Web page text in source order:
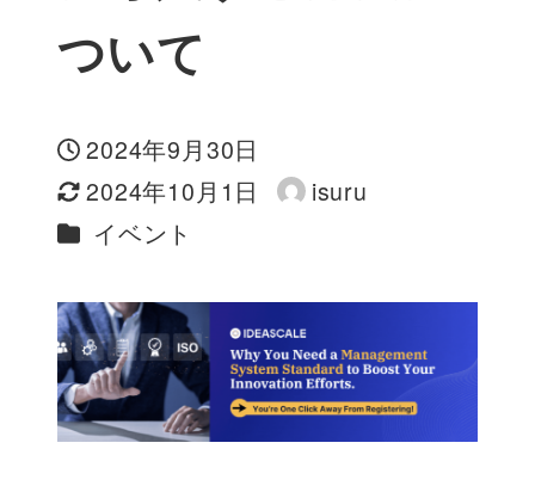
ついて
投稿日
2024年9月30日
更新日
2024年10月1日
著
isuru
カテゴリー
イベント